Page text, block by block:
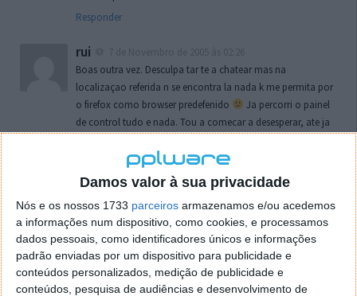
Damos valor à sua privacidade
Nós e os nossos 1733 parceiros armazenamos e/ou acedemos
a informações num dispositivo, como cookies, e processamos
dados pessoais, como identificadores únicos e informações
padrão enviadas por um dispositivo para publicidade e
conteúdos personalizados, medição de publicidade e
conteúdos, pesquisa de audiências e desenvolvimento de
Responder
rui
Boas outra vez. Desculpa tar te a chatear mas na
localizaçao referida n se encontra la nada k me permita por
o firefox como browser predefenido
Ja percorri o painel
de control tudo e nada. Tou a comecar a desesperar, ate ja
firefox mas em vao. Kaso te lembres de outra dica fico
agradecido, caso contrario obrigado a mesma
Vítor M.
7 de Novembro de 2005 às 01:39
@Reporter
Desculpa mas o link funciona. Seja como for segue por mail
o MSn Messenger 8.